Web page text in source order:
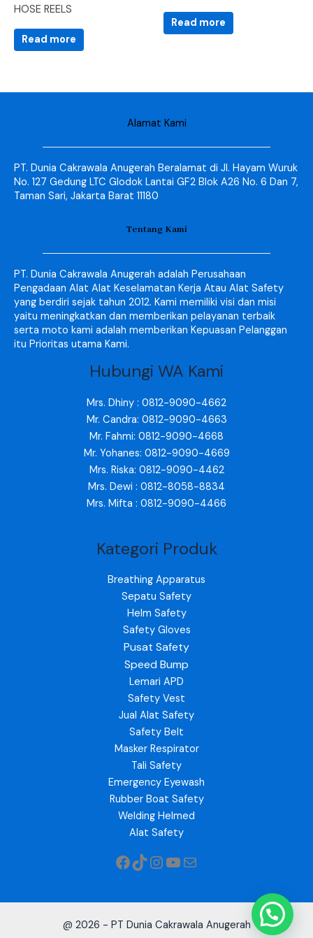
HOSE REELS
Read more
Read more
Alamat Kami
PT. Dunia Cakrawala Anugerah Beralamat di Jl. Hayam Wuruk
No. 127 Gedung LTC Glodok Lantai GF2 Blok A26 No. 6 Dan 7,
Taman Sari, Jakarta Barat 11180
Tentang Kami
PT. Dunia Cakrawala Anugerah adalah Perusahaan
Pengadaan Alat Alat Keselamatan Kerja Atau Alat Safety
yang berdiri sejak tahun 2012. Kami memiliki visi dan misi
yaitu meningkatkan dan memberikan pelayanan terbaik
serta moto kami adalah memberikan Kepuasan Pelanggan
itu Prioritas utama Kami.
Hubungi WA Kami
Mrs. Dhiny : 0812-9090-4662
Mr. Candra: 0812-9090-4663
Mr. Fahmi: 0812-9090-4668
Mr. Yohanes: 0812-9090-4669
Mrs. Riska: 0812-9090-4462
Mrs. Dewi : 0812-8058-8834
Mrs. Mifta : 0812-9090-4466
Kategori Produk
Breathing Apparatus
Sepatu Safety
Helm Safety
Safety Gloves
Pusat Safety
Speed Bump
Lemari APD
Safety Vest
Jual Alat Safety
Safety Belt
Masker Respirator
Tali Safety
Emergency Eyewash
Rubber Boat Safety
Welding Helmed
Alat Safety
@ 2026 - PT Dunia Cakrawala Anugerah